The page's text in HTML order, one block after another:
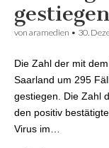
gestiegen
von aramedien • 30.
Die Zahl der mit
Saarland um 295
gestiegen. Die Zahl
den positiv
Virus im…